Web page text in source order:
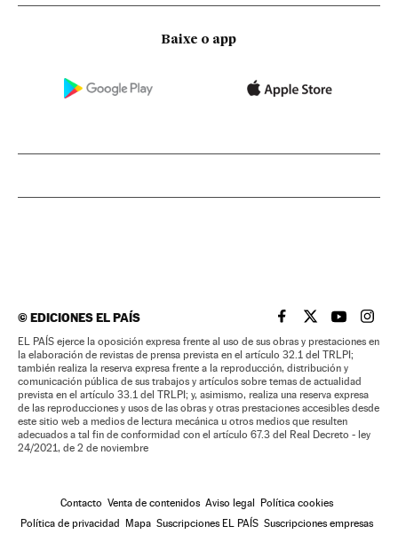
Baixe o app
©EDICIONES EL PAÍS EL PAÍS BRASIL EN
EL PAÍSEL PAÍS
EL
EL PAÍS ejerce la oposición expresa frente al uso de sus obras y prestaciones en
la elaboración de revistas de prensa prevista en el artículo 32.1 del TRLPI;
también realiza la reserva expresa frente a la reproducción, distribución y
comunicación pública de sus trabajos y artículos sobre temas de actualidad
prevista en el artículo 33.1 del TRLPI; y, asimismo, realiza una reserva expresa
de las reproducciones y usos de las obras y otras prestaciones accesibles desde
este sitio web a medios de lectura mecánica u otros medios que resulten
adecuados a tal fin de conformidad con el artículo 67.3 del Real Decreto - ley
24/2021, de 2 de noviembre
Contacto Venta de contenidos Aviso legal
Política cookies
Política de privacidad
Mapa Suscripciones EL PAÍS Suscripciones empresas